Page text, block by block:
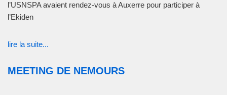
l’USNSPA avaient rendez-vous à Auxerre pour participer à
l’Ekiden
lire la suite...
MEETING DE NEMOURS